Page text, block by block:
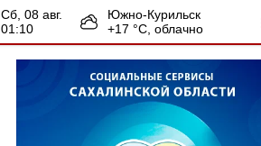
сб, 08 авг.
01:10
Южно-Курильск
+17 °С, облачно